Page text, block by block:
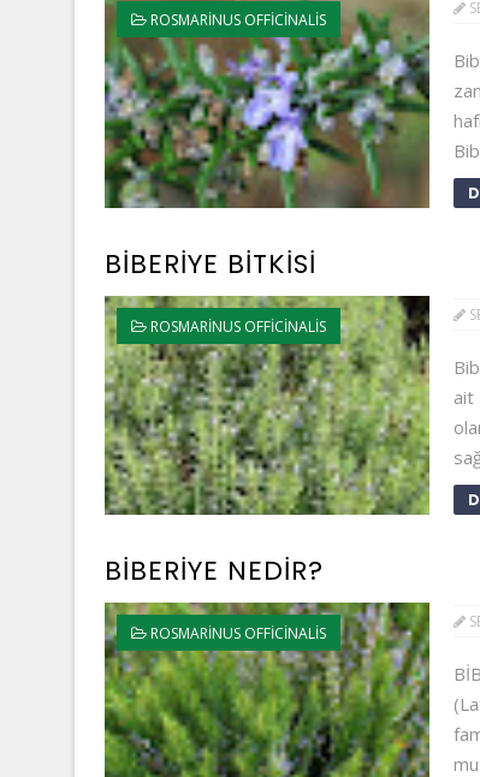
ROSMARINUS OFFICINALIS
BİBERİYE BİTKİSİ
ROSMARINUS OFFICINALIS
ait
BİBERİYE NEDİR?
ROSMARINUS OFFICINALIS